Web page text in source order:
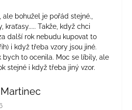
bohužel je pořád stejné.,
kraťasy..... Takže, když chci
další rok nebudu kupovat to
i když třeba vzory jsou jiné.
bych to ocenila. Moc se líbily, ale
stejné i když třeba jiný vzor.
obchodu je 5 z 5 hvězdiček.